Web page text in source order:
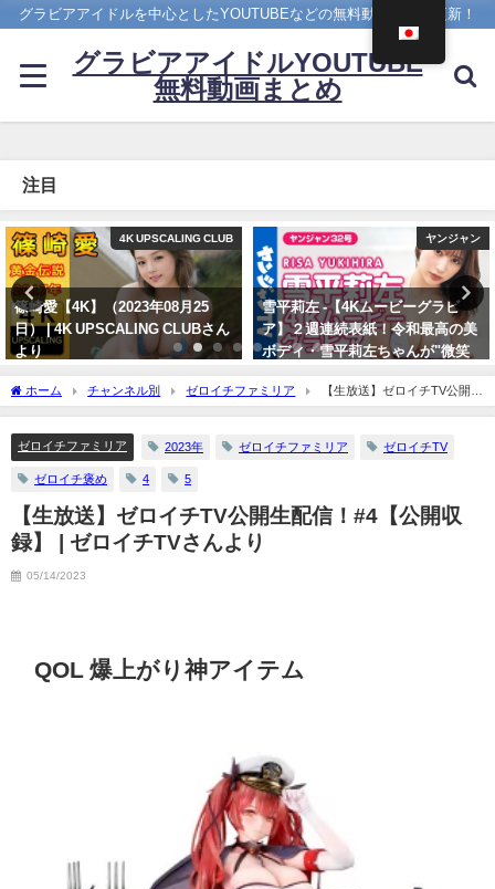
グラビアアイドルを中心としたYOUTUBEなどの無料動画を日々更新！
グラビアアイドルYOUTUBE
無料動画まとめ
注目
ヤンジャン
雪平莉左 -【4Kムービーグラビ
ア】２週連続表紙！令和最高の美
ボディ・雪平莉左ちゃんが"微笑
みの国"タイで魅せる女神の微笑
み！カラフルでビビッドな水着撮
影に最高画質で没入密着！【メイ
キング】（2023年07月06日） | ヤ
ンジャンTV【集英社ヤングジャ
ンプ公式】さんより
07/06/2023
えなこ
【バニーガールコスプレ】えなこ
がTVアニメ『涼宮ハルヒの憂
鬱』劇中歌「God knows…」を
神カバー！！
ホーム チャンネル別 ゼロイチファミリア
【生放送】ゼロイチTV公開生
配信！#4【公開収録】 | ゼロイチTVさんより
ゼロイチファミリア 2023年 ゼロイチファミリア ゼロイチTV
ゼロイチ褒め 4 5
【生放送】ゼロイチTV公開生配信！#4【公開収
録】 | ゼロイチTVさんより
05/14/2023
QOL 爆上がり神アイテム